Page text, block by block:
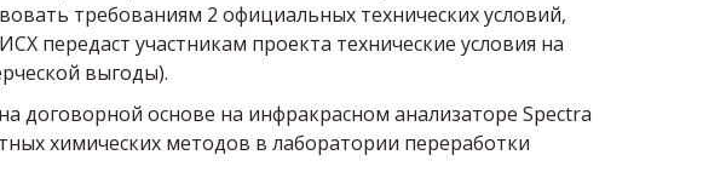
требованиям 2 официальных технических условий,
передаст участникам проекта технические условия на
выгоды).
договорной основе на инфракрасном анализаторе Spectra
химических методов в лаборатории переработки